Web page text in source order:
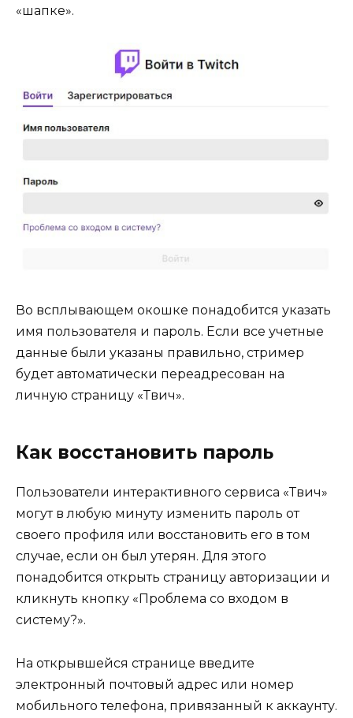
«шапке».
Во всплывающем окошке понадобится указать
имя пользователя и пароль. Если все учетные
данные были указаны правильно, стример
будет автоматически переадресован на
личную страницу «Твич».
Как восстановить пароль
Пользователи интерактивного сервиса «Твич»
могут в любую минуту изменить пароль от
своего профиля или восстановить его в том
случае, если он был утерян. Для этого
понадобится открыть страницу авторизации и
кликнуть кнопку «Проблема со входом в
систему?».
На открывшейся странице введите
электронный почтовый адрес или номер
мобильного телефона, привязанный к аккаунту.